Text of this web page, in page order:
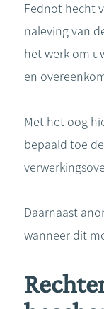
Fednot hecht
naleving van
het werk om
en
Met het oog
bepaald toe
Daarnaast
wanneer dit